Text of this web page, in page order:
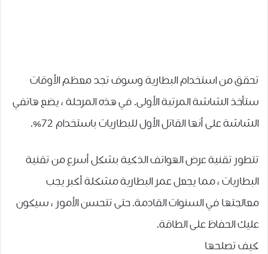
تحقق من استخدام البطارية وسوف تجد معظم الأوقات
ستأخذ الشاشة المرتبة الأولى. في هذه المرحلة ، يضع هاتفي
الشاشة على أنها القاتل الأول للبطاريات باستخدام 72٪.
تتطور تقنية عرض الهواتف الذكية بشكل أسرع من تقنية
البطاريات ، مما يجعل عمر البطارية مشكلة أكبر يجب
معالجتها في السنوات القادمة. حتى تتحسن الأمور ، سيكون
عليك الحفاظ على الطاقة.
كيف تصلحها